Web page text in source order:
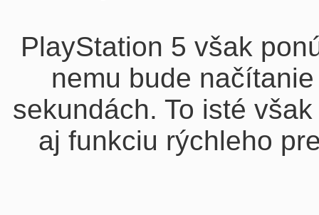
PlayStation 5 však
nemu bude
sekundách. To isté
aj funkciu rýchleho